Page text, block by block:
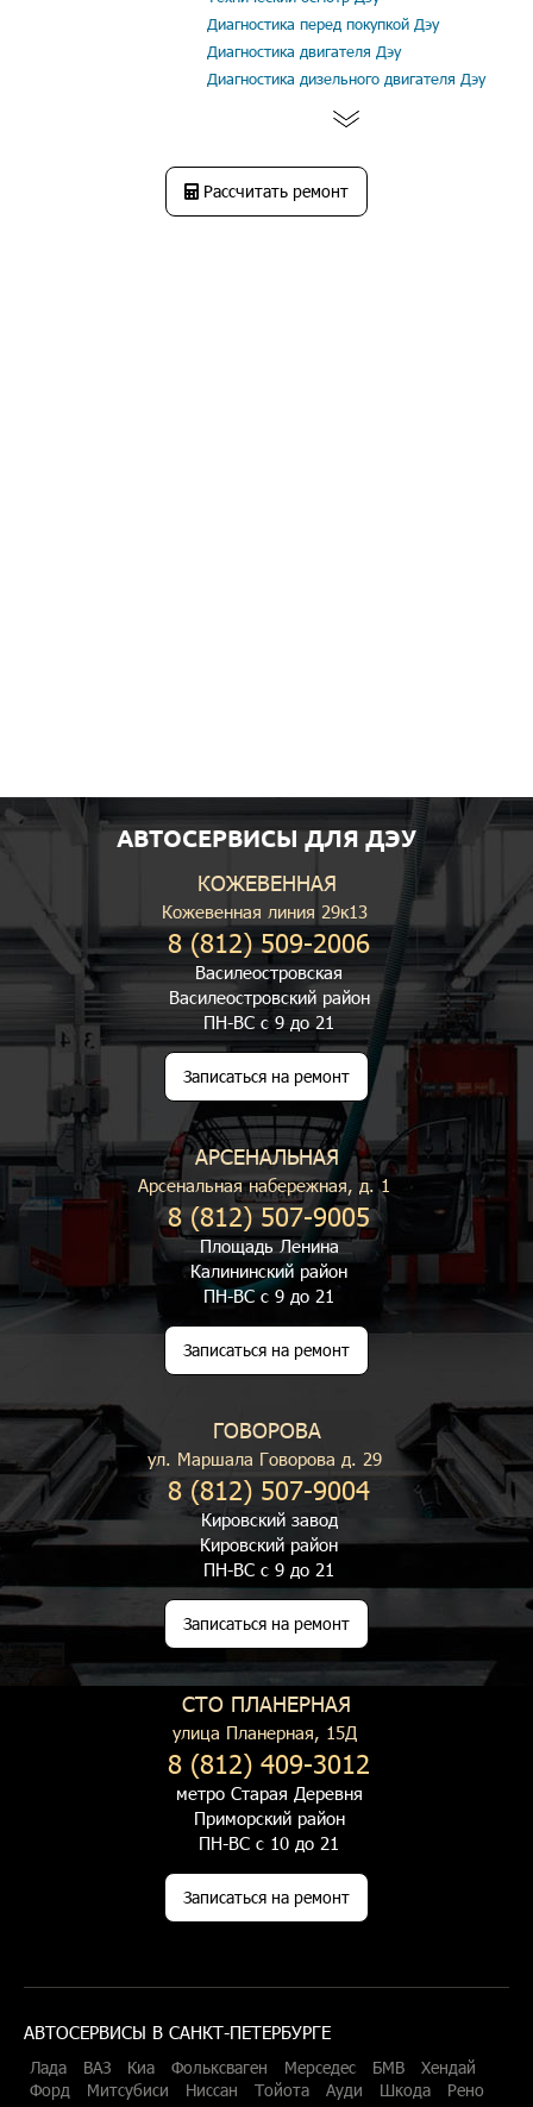
Диагностика перед покупкой Дэу
Диагностика двигателя Дэу
Диагностика дизельного двигателя Дэу
Рассчитать ремонт
АВТОСЕРВИСЫ ДЛЯ ДЭУ
КОЖЕВЕННАЯ
Кожевенная линия 29к13
8 (812) 509-2006
Василеостровская
Василеостровский район
ПН-ВС с 9 до 21
Записаться на ремонт
АРСЕНАЛЬНАЯ
Арсенальная набережная, д. 1
8 (812) 507-9005
Площадь Ленина
Калининский район
ПН-ВС с 9 до 21
Записаться на ремонт
ГОВОРОВА
ул. Маршала Говорова д. 29
8 (812) 507-9004
Кировский завод
Кировский район
ПН-ВС с 9 до 21
Записаться на ремонт
СТО ПЛАНЕРНАЯ
улица Планерная, 15Д
8 (812) 409-3012
метро Старая Деревня
Приморский район
ПН-ВС с 10 до 21
Записаться на ремонт
АВТОСЕРВИСЫ В САНКТ-ПЕТЕРБУРГЕ
Лада ВАЗ Киа Фольксваген Мерседес БМВ
Хендай
Форд
Митсубиси Ниссан Тойота Ауди Шкода
Рено